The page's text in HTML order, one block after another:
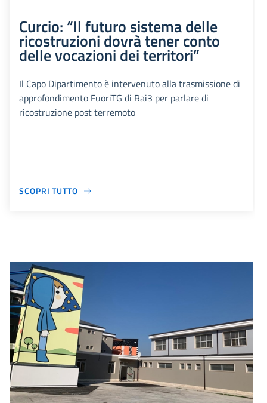
Curcio: “Il futuro sistema delle
ricostruzioni dovrà tener conto
delle vocazioni dei territori”
Il Capo Dipartimento è intervenuto alla trasmissione di
approfondimento FuoriTG di Rai3 per parlare di
ricostruzione post terremoto
SCOPRI TUTTO